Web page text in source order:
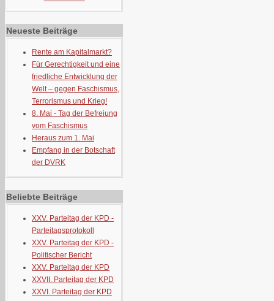
Neueste Beiträge
Rente am Kapitalmarkt?
Für Gerechtigkeit und eine
friedliche Entwicklung der
Welt – gegen Faschismus,
Terrorismus und Krieg!
8. Mai - Tag der Befreiung
vom Faschismus
Heraus zum 1. Mai
Empfang in der Botschaft
der DVRK
Beliebte Beiträge
XXV. Parteitag der KPD -
Parteitagsprotokoll
XXV. Parteitag der KPD -
Politischer Bericht
XXV. Parteitag der KPD
XXVII. Parteitag der KPD
XXVI. Parteitag der KPD